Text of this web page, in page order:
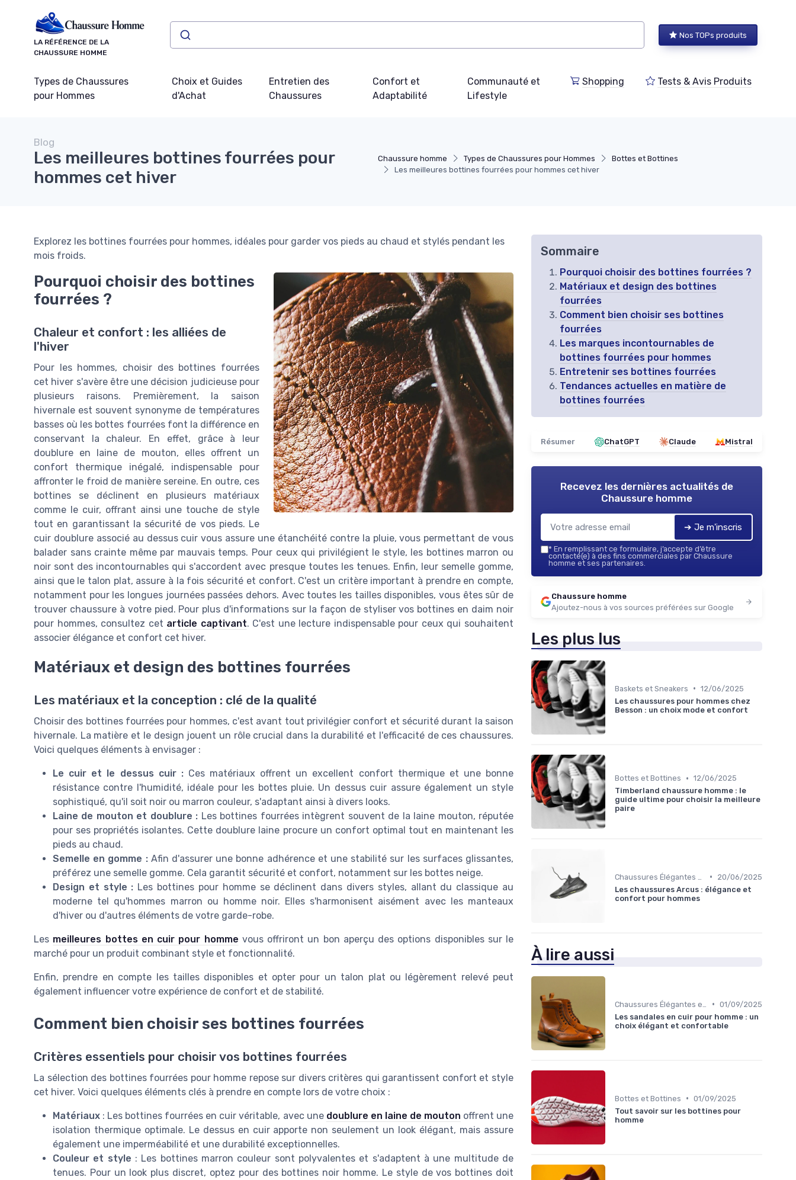
LA RÉFÉRENCE DE LA
CHAUSSURE HOMME
Nos TOPs produits
Types de Chaussures
pour Hommes
Choix et Guides
d'Achat
Entretien des
Chaussures
Confort et
Adaptabilité
Communauté et
Lifestyle
Shopping Tests & Avis Produits
Chaussure homme Types de Chaussures pour Hommes
Bottes et Bottines
Les meilleures bottines fourrées pour hommes cet hiver
Blog
Les meilleures bottines fourrées pour
hommes cet hiver
Explorez les bottines fourrées pour hommes, idéales pour garder vos pieds au chaud et stylés pendant les
mois froids.
Pourquoi choisir des bottines
fourrées ?
Chaleur et confort : les alliées de
l'hiver
Pour les hommes, choisir des bottines fourrées
cet hiver s'avère être une décision judicieuse pour
plusieurs raisons. Premièrement, la saison
hivernale est souvent synonyme de températures
basses où les bottes fourrées font la différence en
conservant la chaleur. En effet, grâce à leur
doublure en laine de mouton, elles offrent un
confort thermique inégalé, indispensable pour
affronter le froid de manière sereine. En outre, ces
bottines se déclinent en plusieurs matériaux
comme le cuir, offrant ainsi une touche de style
tout en garantissant la sécurité de vos pieds. Le
cuir doublure associé au dessus cuir vous assure une étanchéité contre la pluie, vous permettant de vous
balader sans crainte même par mauvais temps. Pour ceux qui privilégient le style, les bottines marron ou
noir sont des incontournables qui s'accordent avec presque toutes les tenues. Enfin, leur semelle gomme,
ainsi que le talon plat, assure à la fois sécurité et confort. C'est un critère important à prendre en compte,
notamment pour les longues journées passées dehors. Avec toutes les tailles disponibles, vous êtes sûr de
trouver chaussure à votre pied. Pour plus d'informations sur la façon de styliser vos bottines en daim noir
pour hommes, consultez cet article captivant. C'est une lecture indispensable pour ceux qui souhaitent
associer élégance et confort cet hiver.
Matériaux et design des bottines fourrées
Les matériaux et la conception : clé de la qualité
Choisir des bottines fourrées pour hommes, c'est avant tout privilégier confort et sécurité durant la saison
hivernale. La matière et le design jouent un rôle crucial dans la durabilité et l'efficacité de ces chaussures.
Voici quelques éléments à envisager :
Le cuir et le dessus cuir :Ces matériaux offrent un excellent confort thermique et une bonne
résistance contre l'humidité, idéale pour les bottes pluie. Un dessus cuir assure également un style
sophistiqué, qu'il soit noir ou marron couleur, s'adaptant ainsi à divers looks.
Laine de mouton et doublure : Les bottines fourrées intègrent souvent de la laine mouton, réputée
pour ses propriétés isolantes. Cette doublure laine procure un confort optimal tout en maintenant les
pieds au chaud.
Semelle en gomme :Afin d'assurer une bonne adhérence et une stabilité sur les surfaces glissantes,
préférez une semelle gomme. Cela garantit sécurité et confort, notamment sur les bottes neige.
Design et style : Les bottines pour homme se déclinent dans divers styles, allant du classique au
moderne tel qu'hommes marron ou homme noir. Elles s'harmonisent aisément avec les manteaux
d'hiver ou d'autres éléments de votre garde-robe.
Les meilleures bottes en cuir pour homme vous offriront un bon aperçu des options disponibles sur le
marché pour un produit combinant style et fonctionnalité.
Enfin, prendre en compte les tailles disponibles et opter pour un talon plat ou légèrement relevé peut
également influencer votre expérience de confort et de stabilité.
Comment bien choisir ses bottines fourrées
Critères essentiels pour choisir vos bottines fourrées
La sélection des bottines fourrées pour homme repose sur divers critères qui garantissent confort et style
cet hiver. Voici quelques éléments clés à prendre en compte lors de votre choix :
Matériaux : Les bottines fourrées en cuir véritable, avec une doublure en laine de mouton offrent une
isolation thermique optimale. Le dessus en cuir apporte non seulement un look élégant, mais assure
également une imperméabilité et une durabilité exceptionnelles.
Couleur et style : Les bottines marron couleur sont polyvalentes et s'adaptent à une multitude de
tenues. Pour un look plus discret, optez pour des bottines noir homme. Le style de vos bottines doit
Sommaire
Pourquoi choisir des bottines fourrées ?
Matériaux et design des bottines
fourrées
Comment bien choisir ses bottines
fourrées
Les marques incontournables de
bottines fourrées pour hommes
Entretenir ses bottines fourrées
Tendances actuelles en matière de
bottines fourrées
Résumer ChatGPT Claude Mistral
Recevez les dernières actualités de
Chaussure homme
➔ Je m'inscris
* En remplissant ce formulaire, j’accepte d’être
contacté(e) à des fins commerciales par Chaussure
homme et ses partenaires.
Chaussure homme
Ajoutez-nous à vos sources préférées sur Google
Les plus lus
Baskets et Sneakers • 12/06/2025
Les chaussures pour hommes chez
Besson : un choix mode et confort
Bottes et Bottines • 12/06/2025
Timberland chaussure homme : le
guide ultime pour choisir la meilleure
paire
•
20/06/2025
Les chaussures Arcus : élégance et
confort pour hommes
À lire aussi
• 01/09/2025
Les sandales en cuir pour homme : un
choix élégant et confortable
Bottes et Bottines • 01/09/2025
Tout savoir sur les bottines pour
homme